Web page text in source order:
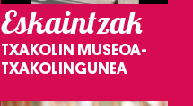
Eskaintzak
TXAKOLIN MUSEOA-
TXAKOLINGUNEA